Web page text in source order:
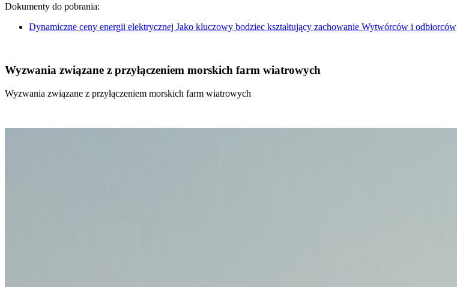
Dokumenty do pobrania:
Dynamiczne ceny energii elektrycznej Jako kluczowy bodziec kształtujący zachowanie Wytwórców i odbiorców
Wyzwania związane z przyłączeniem morskich farm wiatrowych
Wyzwania związane z przyłączeniem morskich farm wiatrowych